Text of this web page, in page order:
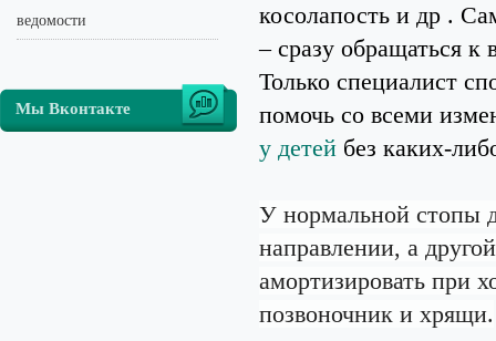
ведомости
Мы Вконтакте
косолапость и др .
– сразу обращаться к
Только специалист
помочь со всеми
у детей без каких-
У нормальной стопы
направлении, а
амортизировать при
позвоночник и хрящи.